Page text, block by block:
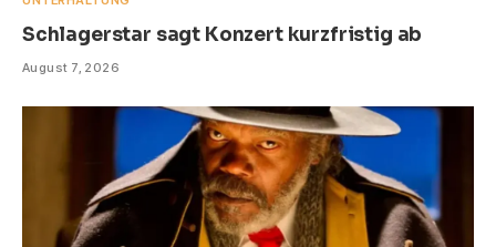
Schlagerstar sagt Konzert kurzfristig ab
August 7, 2026